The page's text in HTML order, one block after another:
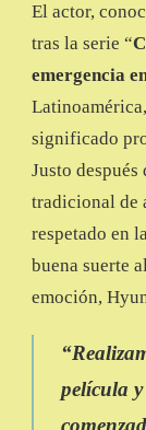
El actor,
tras la serie “
emergencia
significado
Justo
tradicional de
respetado en
buena suerte
emoción,
película